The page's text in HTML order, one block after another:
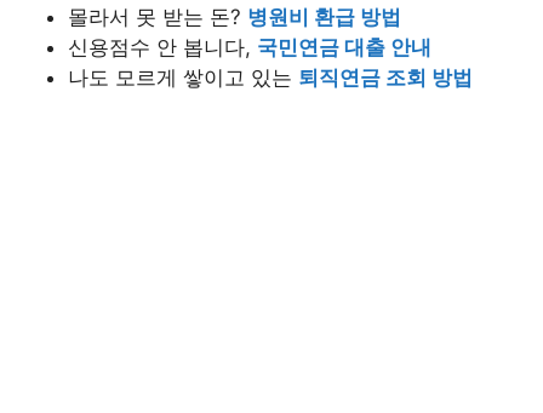
몰라서 못 받는 돈? 병원비 환급 방법
신용점수 안 봅니다, 국민연금 대출 안내
나도 모르게 쌓이고 있는 퇴직연금 조회 방법